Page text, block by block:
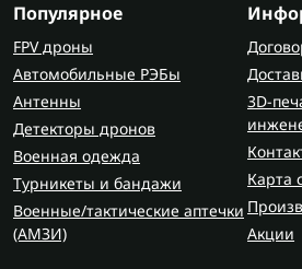
изображения и дальностью,
военных и тактических
Gen 3, 3+—
высоким разрешением и
Gen 4 (цифровые)
—
технологии, обеспечивающие
изображение даже в полной
Форма также различается:
или прицел — каждый вариант
Популярное
FPV дроны
Автомобильные РЭБы
Антенны
Детекторы дронов
Военная одежда
Турникеты и бандажи
Военные/тактические аптечки
(AMЗИ)
3D-
Карта
Акции